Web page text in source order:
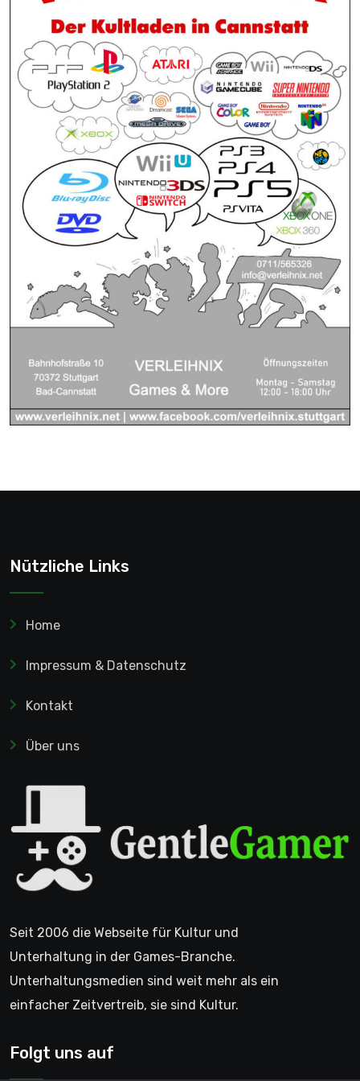
Nützliche Links
Home
Impressum & Datenschutz
Kontakt
Über uns
Seit 2006 die Webseite für Kultur und
Unterhaltung in der Games-Branche.
Unterhaltungsmedien sind weit mehr als ein
einfacher Zeitvertreib, sie sind Kultur.
Folgt uns auf